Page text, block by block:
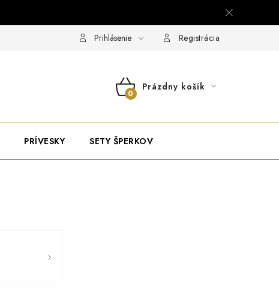
Prihlásenie Registrácia
NÁKUPNÝ
Prázdny košík
PRÍVESKY SETY ŠPERKOV